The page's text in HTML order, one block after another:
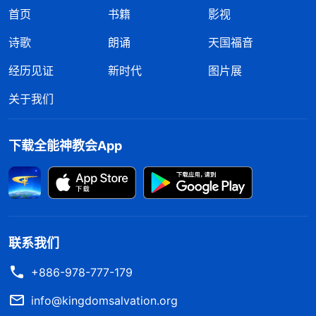
首页 书籍
影视
诗歌
朗诵
天国福音
经历见证
新时代
图片展
关于我们
下载全能神教会App
联系我们
+886-978-777-179
info@kingdomsalvation.org